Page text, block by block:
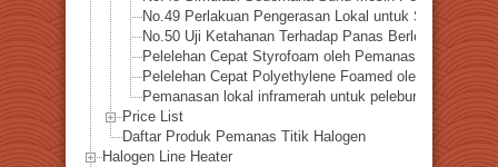
No.49 Perlakuan Pengerasan Lokal untuk Suku
No.50 Uji Ketahanan Terhadap Panas Berlebih pada
Pelelehan Cepat Styrofoam oleh Pemanasan
Pelelehan Cepat Polyethylene Foamed oleh
Pemanasan lokal inframerah untuk peleburan cepat
Price List
Daftar Produk Pemanas Titik Halogen
Halogen Line Heater